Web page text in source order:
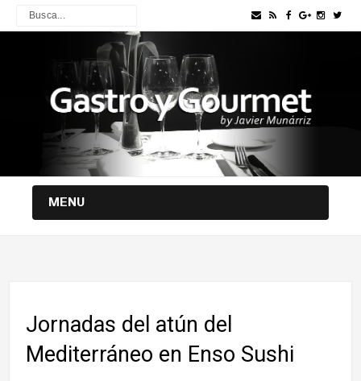
MENU
Jornadas del atún del
Mediterráneo en Enso Sushi